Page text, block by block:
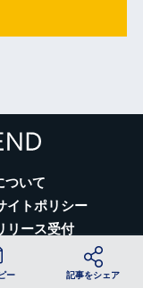
ついて
イトポリシー
リース受付
ー 記事をシェア